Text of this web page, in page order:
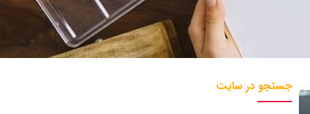
جستجو در سایت